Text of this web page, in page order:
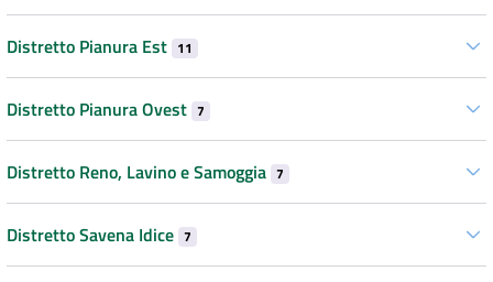
Distretto Pianura Est 11
Distretto Pianura Ovest 7
Distretto Reno, Lavino e Samoggia 7
Distretto Savena Idice 7